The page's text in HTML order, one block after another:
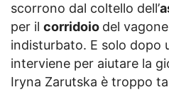
scorrono dal coltello dell’
per il corridoio del
indisturbato. E solo dopo
interviene per aiutare la
Iryna Zarutska è troppo